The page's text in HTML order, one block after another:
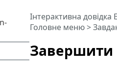
Завершити
Інтерактивна довідка
Головне меню>